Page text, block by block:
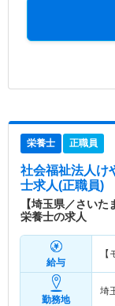
栄養士 正職員
社会福祉法人け
士求人(正職員)
【埼玉県／さい
栄養士の求人
給与
勤務地
埼